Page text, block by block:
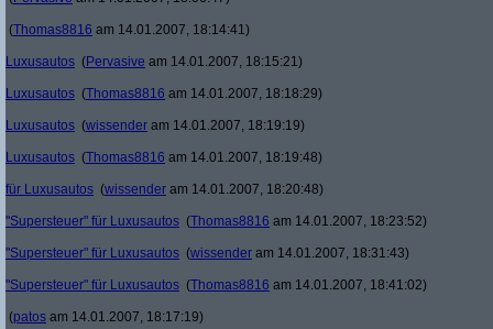
(Thomas8816 am 14.01.2007, 18:14:41)
Luxusautos (Pervasive am 14.01.2007, 18:15:21)
Luxusautos (Thomas8816 am 14.01.2007, 18:18:29)
Luxusautos (wissender am 14.01.2007, 18:19:19)
Luxusautos (Thomas8816 am 14.01.2007, 18:19:48)
für Luxusautos (wissender am 14.01.2007, 18:20:48)
"Supersteuer" für Luxusautos (Thomas8816 am 14.01.2007, 18:23:52)
"Supersteuer" für Luxusautos (wissender am 14.01.2007, 18:31:43)
"Supersteuer" für Luxusautos (Thomas8816 am 14.01.2007, 18:41:02)
(patos am 14.01.2007, 18:17:19)